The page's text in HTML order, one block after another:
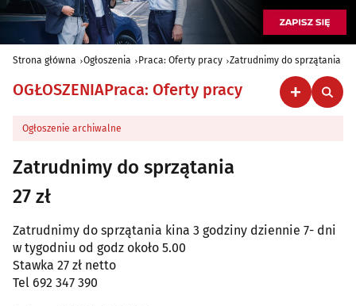
Strona główna Ogłoszenia Praca: Oferty pracy Zatrudnimy do sprzątania
OGŁOSZENIAPraca: Oferty pracy
Ogłoszenie archiwalne
Zatrudnimy do sprzątania
27 zł
Zatrudnimy do sprzątania kina 3 godziny dziennie 7- dni
w tygodniu od godz około 5.00
Stawka 27 zł netto
Tel 692 347 390